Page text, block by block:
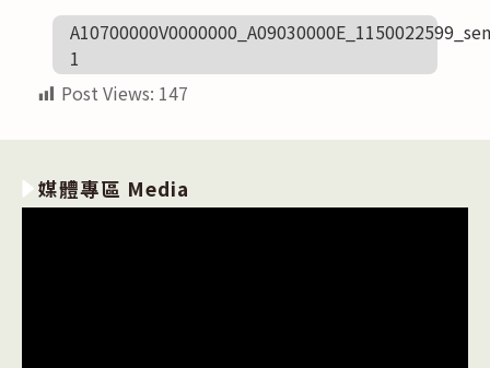
1
Post Views: 147
媒體專區 Media